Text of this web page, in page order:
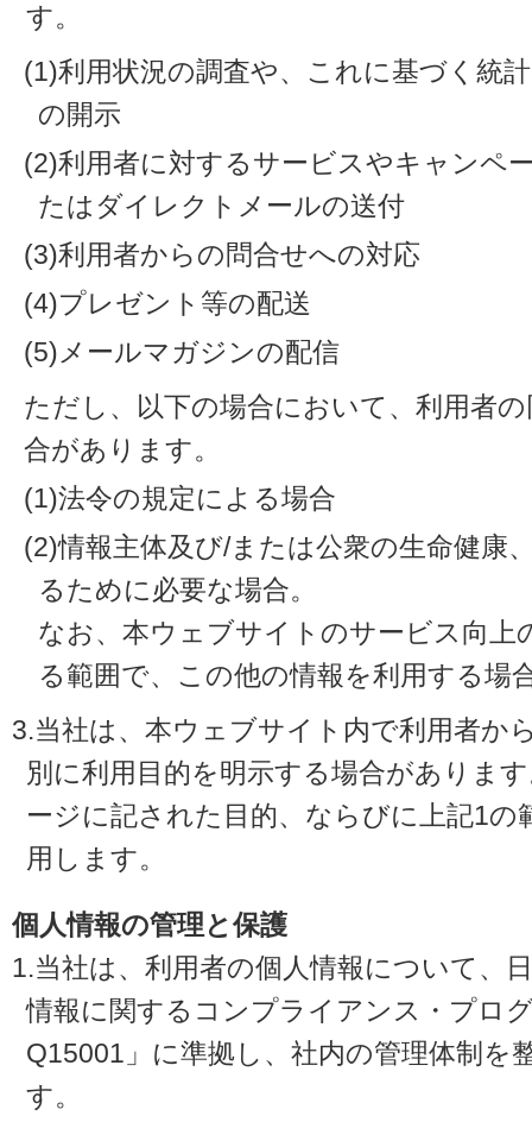
す。
(1)利用状況の調査や、これに基づく統
の開示
(2)利用者に対するサービスやキャンペ
たはダイレクトメールの送付
(3)利用者からの問合せへの対応
(4)プレゼント等の配送
(5)メールマガジンの配信
ただし、以下の場合において、利用者
合があります。
(1)法令の規定による場合
(2)情報主体及び/または公衆の生命健康
るために必要な場合。
なお、本ウェブサイトのサービス向上
る範囲で、この他の情報を利用する場
3.当社は、本ウェブサイト内で利用者か
別に利用目的を明示する場合がありま
ージに記された目的、ならびに上記1の
用します。
個人情報の管理と保護
1.当社は、利用者の個人情報について、
情報に関するコンプライアンス・プロ
Q15001」に準拠し、社内の管理体制を
す。